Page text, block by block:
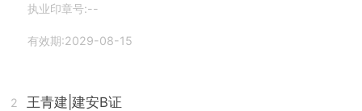
执业印章号:--
有效期:2029-08-15
2 王青建 |建安B证